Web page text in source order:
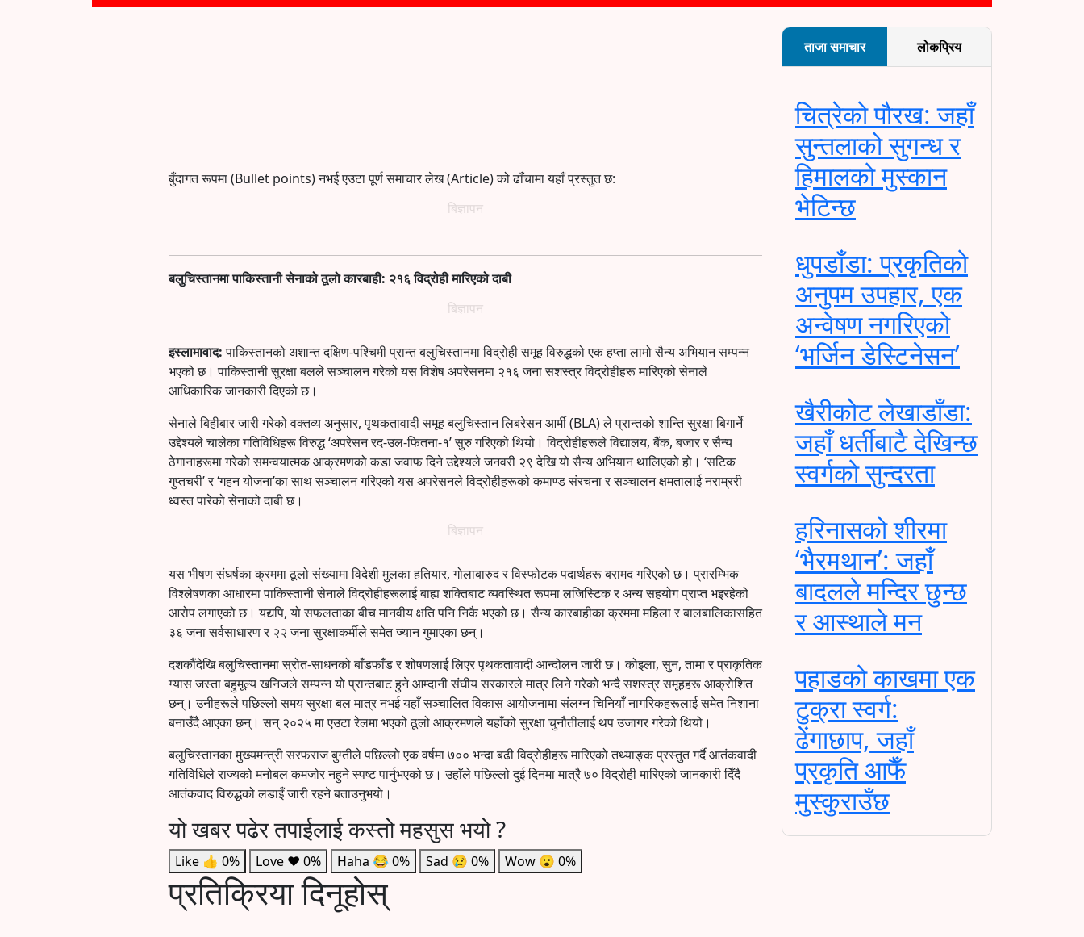
बुँदागत रूपमा (Bullet points) नभई एउटा पूर्ण समाचार लेख (Article) को ढाँचामा यहाँ प्रस्तुत छ:
बिज्ञापन
बलुचिस्तानमा पाकिस्तानी सेनाको ठूलो कारबाही: २१६ विद्रोही मारिएको दाबी
बिज्ञापन
इस्लामावाद:पाकिस्तानको अशान्त दक्षिण-पश्चिमी प्रान्त बलुचिस्तानमा विद्रोही समूह विरुद्धको एक हप्ता लामो सैन्य अभियान सम्पन्न
भएको छ। पाकिस्तानी सुरक्षा बलले सञ्चालन गरेको यस विशेष अपरेसनमा २१६ जना सशस्त्र विद्रोहीहरू मारिएको सेनाले
आधिकारिक जानकारी दिएको छ।
सेनाले बिहीबार जारी गरेको वक्तव्य अनुसार, पृथकतावादी समूह बलुचिस्तान लिबरेसन आर्मी (BLA) ले प्रान्तको शान्ति सुरक्षा बिगार्ने
उद्देश्यले चालेका गतिविधिहरू विरुद्ध ‘अपरेसन रद-उल-फितना-१’ सुरु गरिएको थियो। विद्रोहीहरूले विद्यालय, बैंक, बजार र सैन्य
ठेगानाहरूमा गरेको समन्वयात्मक आक्रमणको कडा जवाफ दिने उद्देश्यले जनवरी २९ देखि यो सैन्य अभियान थालिएको हो। ‘सटिक
गुप्तचरी’ र ‘गहन योजना’का साथ सञ्चालन गरिएको यस अपरेसनले विद्रोहीहरूको कमाण्ड संरचना र सञ्चालन क्षमतालाई नराम्ररी
ध्वस्त पारेको सेनाको दाबी छ।
बिज्ञापन
यस भीषण संघर्षका क्रममा ठूलो संख्यामा विदेशी मुलका हतियार, गोलाबारुद र विस्फोटक पदार्थहरू बरामद गरिएको छ। प्रारम्भिक
विश्लेषणका आधारमा पाकिस्तानी सेनाले विद्रोहीहरूलाई बाह्य शक्तिबाट व्यवस्थित रूपमा लजिस्टिक र अन्य सहयोग प्राप्त भइरहेको
आरोप लगाएको छ। यद्यपि, यो सफलताका बीच मानवीय क्षति पनि निकै भएको छ। सैन्य कारबाहीका क्रममा महिला र बालबालिकासहित
३६ जना सर्वसाधारण र २२ जना सुरक्षाकर्मीले समेत ज्यान गुमाएका छन्।
दशकौंदेखि बलुचिस्तानमा स्रोत-साधनको बाँडफाँड र शोषणलाई लिएर पृथकतावादी आन्दोलन जारी छ। कोइला, सुन, तामा र प्राकृतिक
ग्यास जस्ता बहुमूल्य खनिजले सम्पन्न यो प्रान्तबाट हुने आम्दानी संघीय सरकारले मात्र लिने गरेको भन्दै सशस्त्र समूहहरू आक्रोशित
छन्। उनीहरूले पछिल्लो समय सुरक्षा बल मात्र नभई यहाँ सञ्चालित विकास आयोजनामा संलग्न चिनियाँ नागरिकहरूलाई समेत निशाना
बनाउँदै आएका छन्। सन् २०२५ मा एउटा रेलमा भएको ठूलो आक्रमणले यहाँको सुरक्षा चुनौतीलाई थप उजागर गरेको थियो।
बलुचिस्तानका मुख्यमन्त्री सरफराज बुग्तीले पछिल्लो एक वर्षमा ७०० भन्दा बढी विद्रोहीहरू मारिएको तथ्याङ्क प्रस्तुत गर्दै आतंकवादी
गतिविधिले राज्यको मनोबल कमजोर नहुने स्पष्ट पार्नुभएको छ। उहाँले पछिल्लो दुई दिनमा मात्रै ७० विद्रोही मारिएको जानकारी दिँदै
आतंकवाद विरुद्धको लडाइँ जारी रहने बताउनुभयो।
यो खबर पढेर तपाईलाई कस्तो महसुस भयो ?
Like 👍 0% Love ❤️ 0% Haha 😂0% Sad 😢 0% Wow 😮 0%
प्रतिक्रिया दिनूहोस्
ताजा समाचार लोकप्रिय
चित्रेको पौरख: जहाँ
सुन्तलाको सुगन्ध र
हिमालको मुस्कान
भेटिन्छ
धुपडाँडा: प्रकृतिको
अनुपम उपहार, एक
अन्वेषण नगरिएको
‘भर्जिन डेस्टिनेसन’
खैरीकोट लेखाडाँडा:
जहाँ धर्तीबाटै देखिन्छ
स्वर्गको सुन्दरता
हरिनासको शीरमा
‘भैरमथान’: जहाँ
बादलले मन्दिर छुन्छ
र आस्थाले मन
पहाडको काखमा एक
टुक्रा स्वर्ग:
ढेंगाछाप, जहाँ
प्रकृति आफैँ
मुस्कुराउँछ